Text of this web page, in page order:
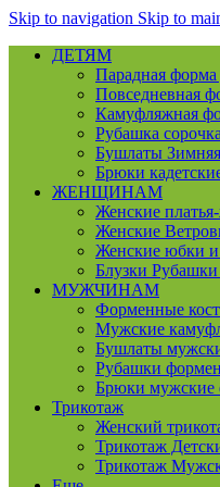
Skip to navigation Skip to
ДЕТЯМ
Парадная форма
Повседневная
Камуфляжная
Рубашка
Бушлаты
Брюки
ЖЕНЩИНАМ
Женские
Женские
Женские юбки
Блузки
МУЖЧИНАМ
Форменные
Мужские
Бушлаты
Рубашки
Брюки мужские
Трикотаж
Женский
Трикотаж
Трикотаж